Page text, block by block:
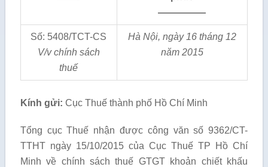
—————
Số: 5408/TCT-CS
V/v chính sách
thuế
Hà Nội, ngày 16tháng 12
năm 2015
Kính gửi: Cục Thuế thành phố Hồ Chí Minh
Tổng cục Thuế nhận được công văn số 9362/CT-
TTHT ngày 15/10/2015 của Cục Thuế TP Hồ Chí
Minh về chính sách thuế GTGT khoản chiết khấu